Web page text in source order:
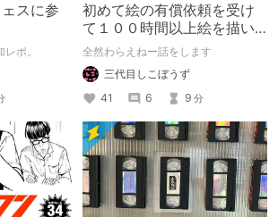
スに参
ポ。
初めて絵の有償依頼を受け
て１００時間以上絵を描い
た話
全然わらえねー話をします
三代目しこぼうず
41
6 9 分